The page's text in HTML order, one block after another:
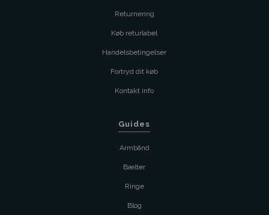
Returnering
Køb returlabel
Handelsbetingelser
Fortryd dit køb
Kontakt info
Guides
Armbånd
Bælter
Ringe
Blog